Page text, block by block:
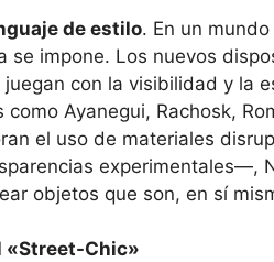
de estilo. En un
se impone. Los nuevos
con la visibilidad y la
Ayanegui, Rachosk,
el uso de materiales
experimentales—,
objetos que son, en sí
«Street-Chic»